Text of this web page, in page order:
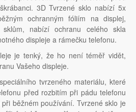
3D Tvrzené sklo nabízí 5x
ochranným fóliím na displej,
nabízí ochranu celého skla
displeje a rámečku telefonu.
je tenký, že ho není téměř vidět,
Vašeho displeje.
tvrzeného materiálu, které
před rozbitím při pádu telefonu
běžném používání. Tvrzené sklo je